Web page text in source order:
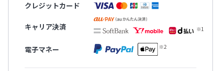
クレジットカード
キャリア決済
電子マネー